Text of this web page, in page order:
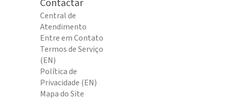
Contactar
Central de
Atendimento
Entre em Contato
Termos de Serviço
(EN)
Política de
Privacidade (EN)
Mapa do Site